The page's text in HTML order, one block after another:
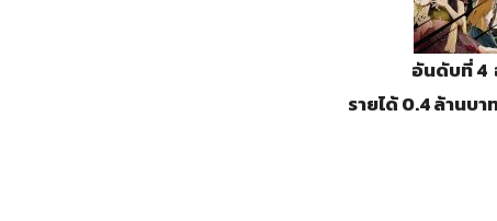
อันดับที่ 4
รายได้ 0.4 ล้านบา